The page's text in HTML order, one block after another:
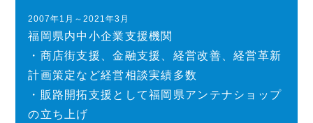
2007年1月～2021年3月
福岡県内中小企業支援機関
・商店街支援、金融支援、経営改善、経営革新
計画策定など経営相談実績多数
・販路開拓支援として福岡県アンテナショップ
の立ち上げ